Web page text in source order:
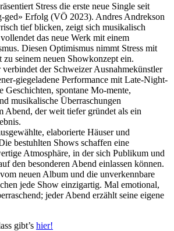
Stress die erste neue Single seit
Erfolg (VÖ 2023). Andres Andrekson
tief blicken, zeigt sich musikalisch
das neue Werk mit einem
Diesen Optimismus nimmt Stress mit
seinem neuen Showkonzept ein.
der Schweizer Ausnahmekünstler
giegeladene Performance mit Late-Night-
Geschichten, spontane Mo-mente,
musikalische Überraschungen
Abend, der weit tiefer gründet als ein
elaborierte Häuser und
bestuhlten Shows schaffen eine
Atmosphäre, in der sich Publikum und
den besonderen Abend einlassen können.
neuen Album und die unverkennbare
jede Show einzigartig. Mal emotional,
jeder Abend erzählt seine eigene
gibt’s hier!